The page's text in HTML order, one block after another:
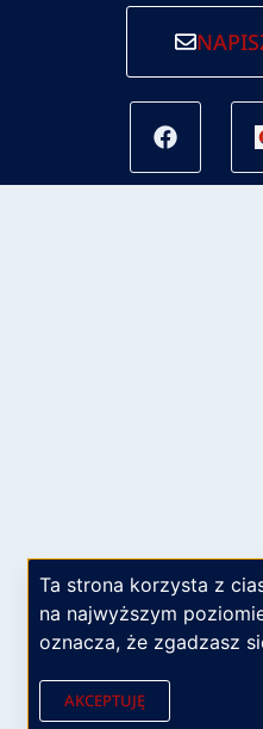
Ta strona korzysta z
na najwyższym
oznacza, że zgadzasz
AKCEPTUJĘ